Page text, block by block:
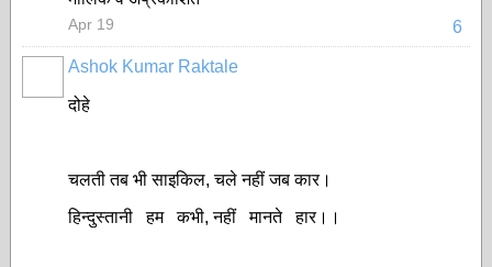
6
Apr 19
Ashok Kumar Raktale
दोहे
चलती तब भी साइकिल, चले नहीं जब कार।
हिन्दुस्तानी हम कभी, नहीं मानते हार।।